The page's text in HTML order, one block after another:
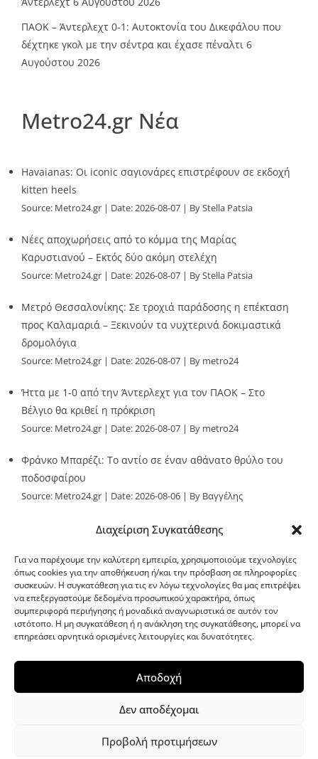
Διαχείριση Συγκατάθεσης
Για να παρέχουμε την καλύτερη εμπειρία, χρησιμοποιούμε τεχνολογίες
όπως cookies για την αποθήκευση ή/και την πρόσβαση σε πληροφορίες
συσκευών. Η συγκατάθεση για τις εν λόγω τεχνολογίες θα μας επιτρέψει
να επεξεργαστούμε δεδομένα προσωπικού χαρακτήρα, όπως
συμπεριφορά περιήγησης ή μοναδικά αναγνωριστικά σε αυτόν τον
ιστότοπο. Η μη συγκατάθεση ή η ανάκληση της συγκατάθεσης, μπορεί να
επηρεάσει αρνητικά ορισμένες λειτουργίες και δυνατότητες.
Αποδοχή
Δεν αποδέχομαι
Προβολή προτιμήσεων
ΠΑΟΚ – Άντερλεχτ 0-1: Αυτοκτονία του Δικεφάλου που
δέχτηκε γκολ με την σέντρα και έχασε πέναλτι 6
Αυγούστου 2026
Metro24.gr Νέα
Havaianas: Οι iconic σαγιονάρες επιστρέφουν σε εκδοχή
kitten heels
Source: Metro24.gr Date: 2026-08-07 By Stella Patsia
Νέες αποχωρήσεις από το κόμμα της Μαρίας
Καρυστιανού – Εκτός δύο ακόμη στελέχη
Source: Metro24.gr Date: 2026-08-07 By Stella Patsia
Μετρό Θεσσαλονίκης: Σε τροχιά παράδοσης η επέκταση
προς Καλαμαριά – Ξεκινούν τα νυχτερινά δοκιμαστικά
δρομολόγια
Source: Metro24.gr Date: 2026-08-07 By metro24
Ήττα με 1-0 από την Άντερλεχτ για τον ΠΑΟΚ – Στο
Βέλγιο θα κριθεί η πρόκριση
Source: Metro24.gr Date: 2026-08-07 By metro24
Φράνκο Μπαρέζι: Το αντίο σε έναν αθάνατο θρύλο του
ποδοσφαίρου
Source: Metro24.gr Date: 2026-08-06
By Βαγγέλης
G-point.gr